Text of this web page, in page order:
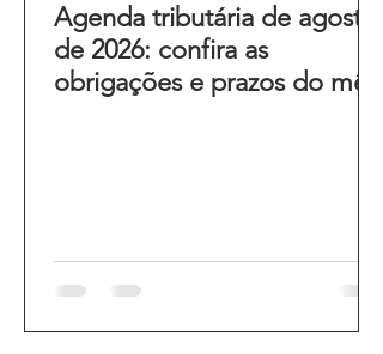
Agenda tributária de agosto
de 2026: confira as
obrigações e prazos do mês